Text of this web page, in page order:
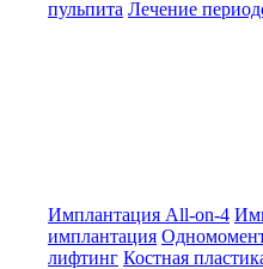
пульпита Лечение
Имплантация All-on-4
имплантация
лифтинг Костная